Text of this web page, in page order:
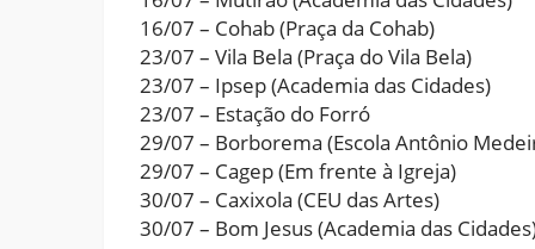
16/07 – Cohab (Praça da Cohab)
23/07 – Vila Bela (Praça do Vila Bela)
23/07 – Ipsep (Academia das Cidades)
23/07 – Estação do Forró
29/07 – Borborema (Escola Antônio
29/07 – Cagep (Em frente à Igreja)
30/07 – Caxixola (CEU das Artes)
30/07 – Bom Jesus (Academia das